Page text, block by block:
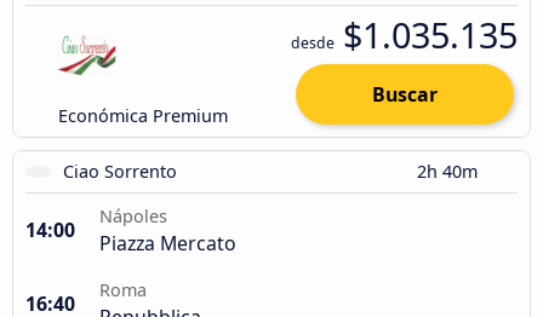
Económica Premium
desde $1.035.135
Buscar
Ciao Sorrento 2h 40m
14:00
Nápoles
Piazza Mercato
16:40
Roma